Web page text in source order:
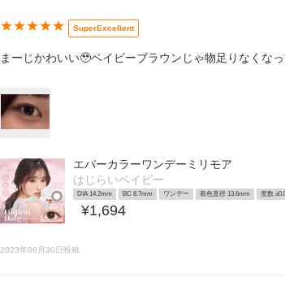
★★★★★ SuperExcellent
まーじかわいい🥹ベイビーブラウンじゃ物足りなくな
エバーカラーワンデーミリモア
はじらいベイビー
DIA 14.2mm BC 8.7mm ワンデー 着色直径 13.6mm 度数
¥1,694
2023年06月30日投稿